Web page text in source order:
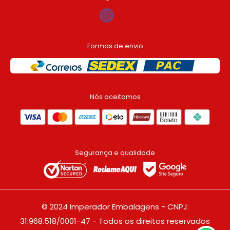
Formas de envio
Nós aceitamos
Segurança e qualidade
© 2024 Imperador Embalagens - CNPJ:
31.968.518/0001-47 - Todos os direitos reservados